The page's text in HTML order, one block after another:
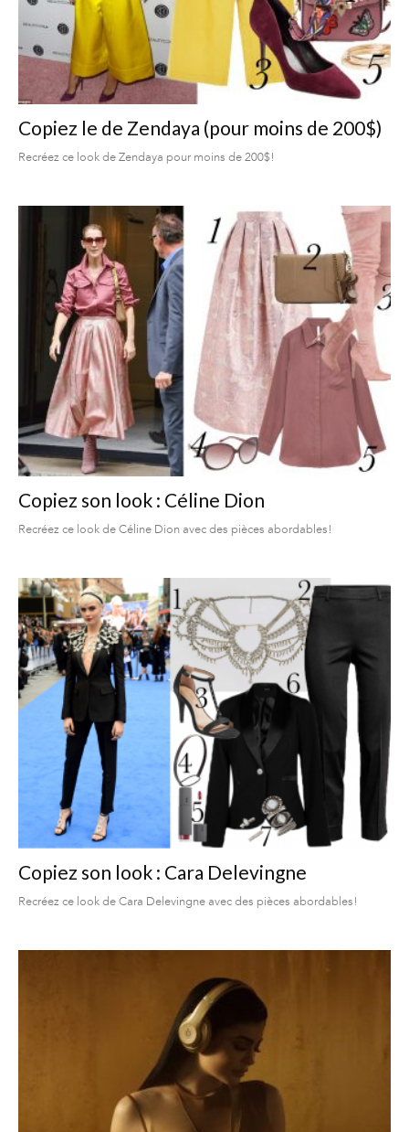
Copiez le de Zendaya (pour moins de 200$)
Recréez ce look de Zendaya pour moins de 200$!
Copiez son look : Céline Dion
Recréez ce look de Céline Dion avec des pièces abordables!
Copiez son look : Cara Delevingne
Recréez ce look de Cara Delevingne avec des pièces abordables!